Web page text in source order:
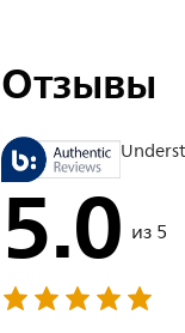
Отзывы
5.0 из 5